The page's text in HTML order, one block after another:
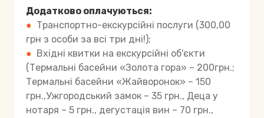
Додатково оплачуються:
● Транспортно-екскурсійні послуги (300,00
грн з особи за всі три дні!);
● Вхідні квитки на екскурсійні об'єкти
(Термальні басейни «Золота гора» – 200грн.;
Термальні басейни «Жайворонок» – 150
грн.,Ужгородський замок – 35 грн., Деца у
нотаря – 5 грн., дегустація вин – 70 грн.,